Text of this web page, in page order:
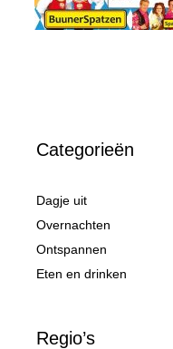
Categorieën
Dagje uit
Overnachten
Ontspannen
Eten en drinken
Regio’s